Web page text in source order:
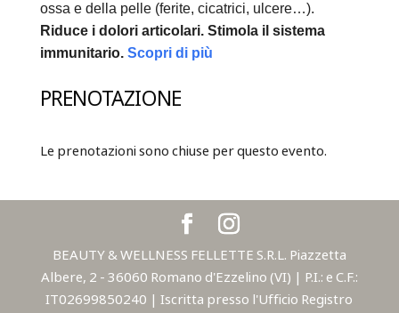
ossa e della pelle (ferite, cicatrici, ulcere…).
Riduce i dolori articolari. Stimola il sistema
immunitario. Scopri di più
PRENOTAZIONE
Le prenotazioni sono chiuse per questo evento.
BEAUTY & WELLNESS FELLETTE S.R.L. Piazzetta
Albere, 2 - 36060 Romano d'Ezzelino (VI) | P.I.: e C.F.:
IT02699850240 | Iscritta presso l'Ufficio Registro